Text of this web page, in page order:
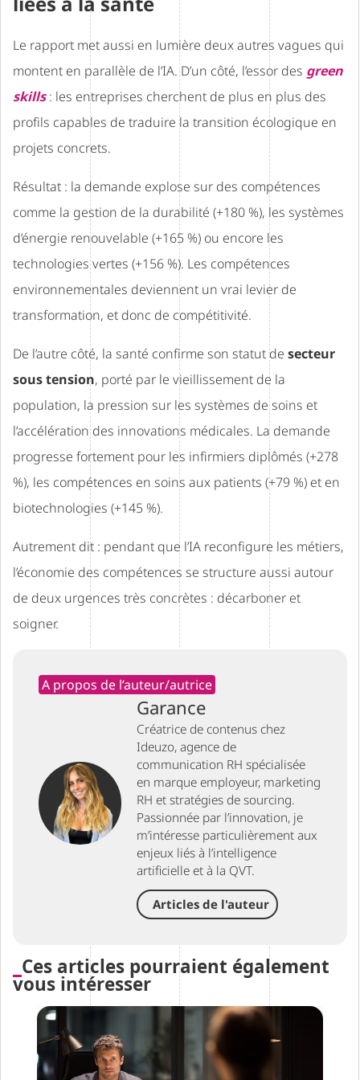
Le rapport met aussi en lumière deux autres vagues qui
montent en parallèle de l’IA. D’un côté, l’essor des green
skills: les entreprises cherchent de plus en plus des
profils capables de traduire la transition écologique en
projets concrets.
Résultat : la demande explose sur des compétences
comme la gestion de la durabilité (+180 %), les systèmes
d’énergie renouvelable (+165 %) ou encore les
technologies vertes (+156 %). Les compétences
environnementales deviennent un vrai levier de
transformation, et donc de compétitivité.
De l’autre côté, la santé confirme son statut de secteur
sous tension, porté par le vieillissement de la
population, la pression sur les systèmes de soins et
l’accélération des innovations médicales. La demande
progresse fortement pour les infirmiers diplômés (+278
%), les compétences en soins aux patients (+79 %) et en
biotechnologies (+145 %).
Autrement dit : pendant que l’IA reconfigure les métiers,
l’économie des compétences se structure aussi autour
de deux urgences très concrètes : décarboner et
soigner.
A propos de l’auteur/autrice
Garance
Créatrice de contenus chez
Ideuzo, agence de
communication RH spécialisée
en marque employeur, marketing
RH et stratégies de sourcing.
Passionnée par l’innovation, je
m’intéresse particulièrement aux
enjeux liés à l’intelligence
artificielle et à la QVT.
Articles de l'auteur
Ces articles pourraient également
vous intéresser